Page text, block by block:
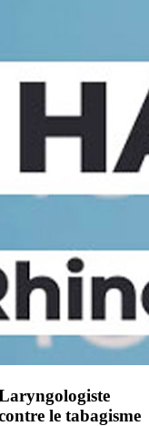
le tabagisme